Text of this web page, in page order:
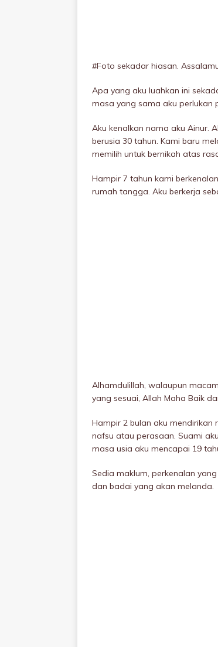
#Foto sekadar hiasan.
Apa yang aku luahkan ini
masa yang sama aku
Aku kenalkan nama aku Ainur.
berusia 30 tahun. Kami baru
memilih untuk bernikah atas
Hampir 7 tahun kami
rumah tangga. Aku berkerja
Alhamdulillah, walaupun
yang sesuai, Allah Maha Baik
Hampir 2 bulan aku
nafsu atau perasaan. Suami
masa usia aku mencapai 19
Sedia maklum, perkenalan
dan badai yang akan meIanda.